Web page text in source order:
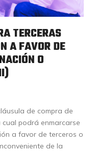
TERCERAS
A FAVOR DE
O
de compra de
podrá enmarcarse
a favor de terceros o
de la